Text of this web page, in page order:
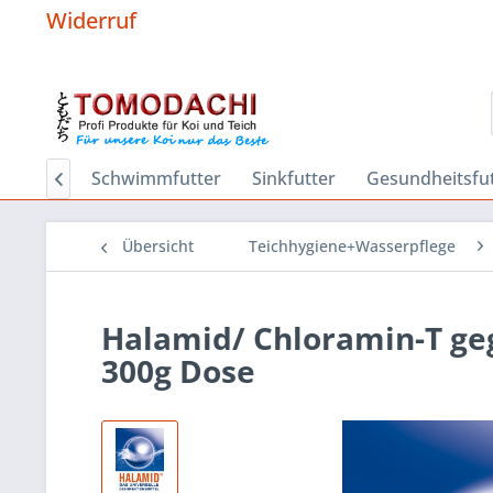
Widerruf
Schwimmfutter Sinkfutter

Übersicht Teichhygiene+Wasserpflege
Halamid/ Chloramin-T
300g Dose